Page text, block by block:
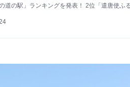
の道の駅」ランキングを発表！ 2位「遣唐使ふ